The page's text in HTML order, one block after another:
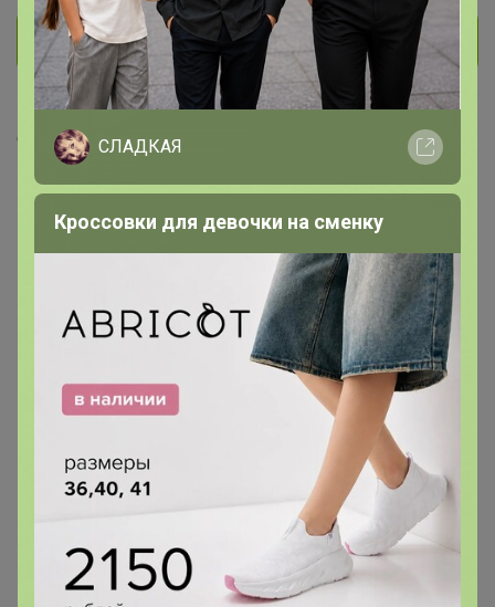
Личное сообщение
Скопировать ссылку
Медали 33
Номинировать на медаль
4
1 1
Друзья в клубе 2
СЛАДКАЯ
Кроссовки для девочки на сменку